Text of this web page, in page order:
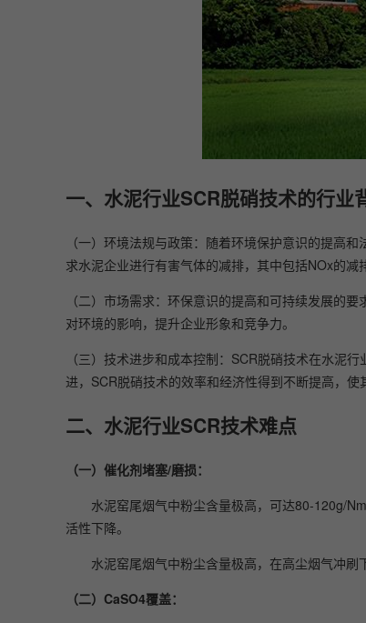
一、水泥行业SCR脱硝技术的行业
（一）环境法规与政策：随着环境保护意识的提高
求水泥企业进行有害气体的减排，其中包括NOx的减
（二）市场需求：环保意识的提高和可持续发展的
对环境的影响，提升企业形象和竞争力。
（三）技术进步和成本控制：SCR脱硝技术在水泥
进，SCR脱硝技术的效率和经济性得到不断提高，使
二、水泥行业SCR技术难点
（一）催化剂堵塞/磨损：
水泥窑尾烟气中粉尘含量极高，可达80-120g/
活性下降。
水泥窑尾烟气中粉尘含量极高，在高尘烟气冲刷
（二）CaSO4覆盖：